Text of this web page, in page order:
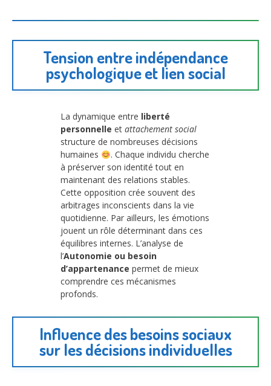
Tension entre indépendance
psychologique et lien social
La dynamique entre liberté
personnelle et attachement social
structure de nombreuses décisions
humaines
. Chaque individu cherche
à préserver son identité tout en
maintenant des relations stables.
Cette opposition crée souvent des
arbitrages inconscients dans la vie
quotidienne. Par ailleurs, les émotions
jouent un rôle déterminant dans ces
équilibres internes. L’analyse de
l’Autonomie ou besoin
d’appartenance permet de mieux
comprendre ces mécanismes
profonds.
Influence des besoins sociaux
sur les décisions individuelles